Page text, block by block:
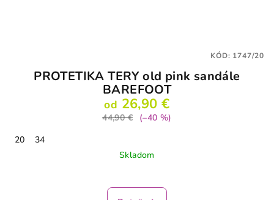
PROTETIKA TERY old pink sandále
BAREFOOT
od 26,90 €
44,90 €
(–40 %)
20
34
Skladom
KÓD: 1747/20